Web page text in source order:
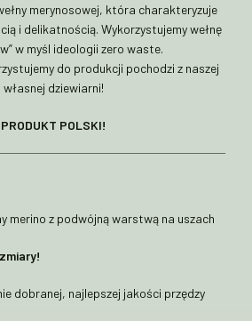
merynosowej, która charakteryzuje
i delikatnością. Wykorzystujemy wełnę
w myśl ideologii zero waste.
do produkcji pochodzi z naszej
własnej dziewiarni!
PRODUKT POLSKI!
merino z podwójną warstwą na uszach
dobranej, najlepszej jakości przędzy